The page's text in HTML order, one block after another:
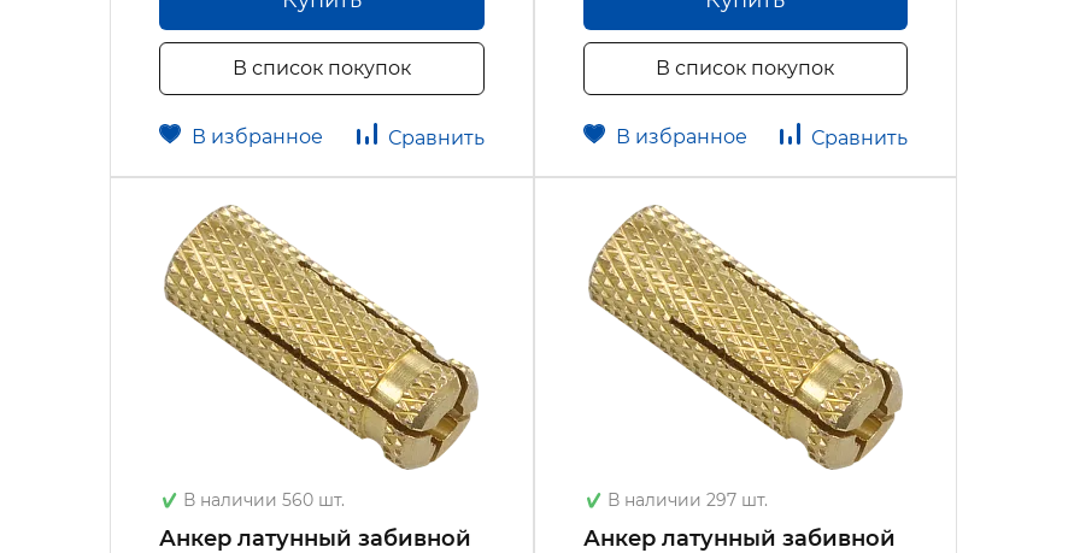
В список покупок
В избранное Сравнить
В список покупок
В избранное Сравнить
В наличии 560 шт.
Анкер латунный забивной
В наличии 297 шт.
Анкер латунный забивной